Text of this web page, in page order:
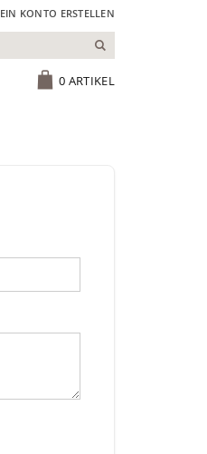
EIN KONTO ERSTELLEN
0 ARTIKEL
Suchen